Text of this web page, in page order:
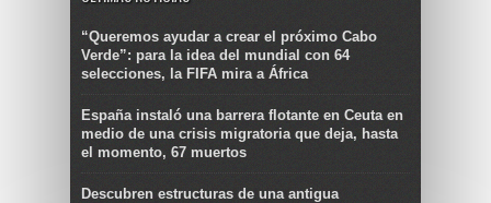
“Queremos ayudar a crear el próximo Cabo
Verde”: para la idea del mundial con 64
selecciones, la FIFA mira a África
España instaló una barrera flotante en Ceuta en
medio de una crisis migratoria que deja, hasta
el momento, 67 muertos
Descubren estructuras de una antigua